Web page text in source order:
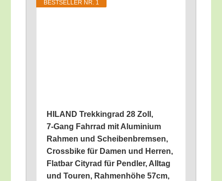
BEST­SEL­LER NR. 1
HILAND Trek­king­rad 28 Zoll,
7‑Gang Fahr­rad mit Alu­mi­ni­um
Rah­men und Schei­ben­brem­sen,
Cross­bike für Damen und Her­ren,
Flat­bar City­rad für Pend­ler, All­tag
und Tou­ren, Rah­men­hö­he 57cm,